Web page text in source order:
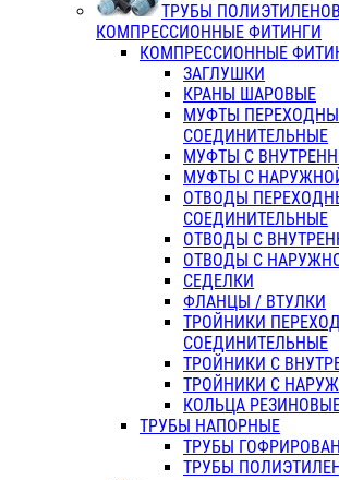
ТРУБЫ
КОМПРЕССИОННЫЕ ФИТИНГИ
КОМПРЕССИОННЫЕ
ЗАГЛУШКИ
КРАНЫ ШАРОВЫЕ
МУФТЫ
СОЕДИНИТЕЛЬНЫЕ
МУФТЫ С
МУФТЫ С
ОТВОДЫ
СОЕДИНИТЕЛЬНЫЕ
ОТВОДЫ С
ОТВОДЫ С
СЕДЕЛКИ
ФЛАНЦЫ / ВТУЛКИ
ТРОЙНИКИ
СОЕДИНИТЕЛЬНЫЕ
ТРОЙНИКИ С
ТРОЙНИКИ С
КОЛЬЦА
ТРУБЫ НАПОРНЫЕ
ТРУБЫ
ТРУБЫ